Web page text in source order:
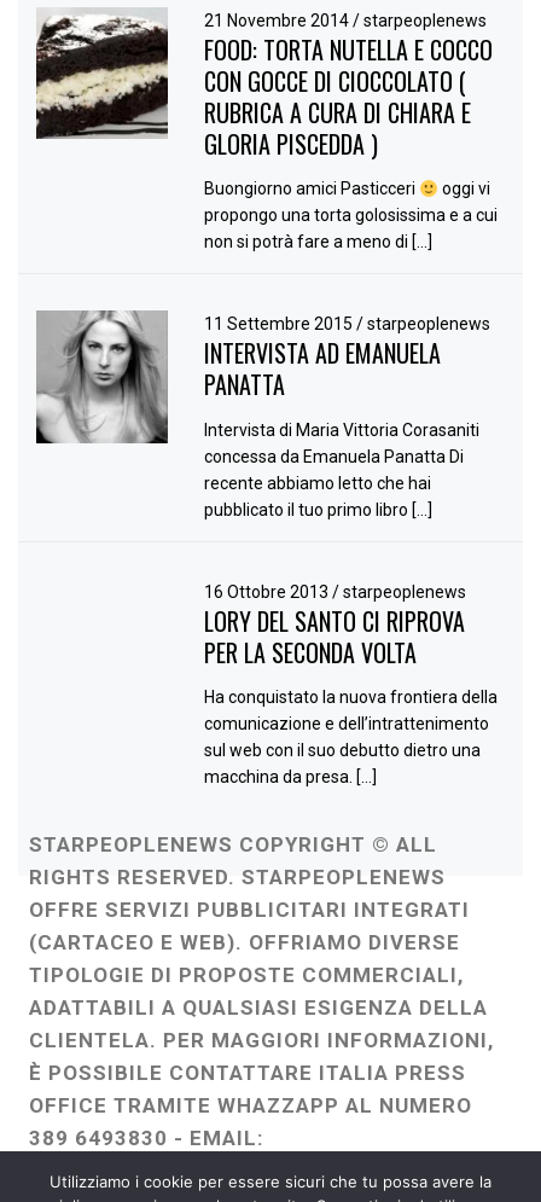
21 Novembre 2014/ starpeoplenews
FOOD: TORTA NUTELLA E COCCO
CON GOCCE DI CIOCCOLATO (
RUBRICA A CURA DI CHIARA E
GLORIA PISCEDDA )
Buongiorno amici Pasticceri
oggi vi
propongo una torta golosissima e a cui
non si potrà fare a meno di […]
11 Settembre 2015/ starpeoplenews
INTERVISTA AD EMANUELA
PANATTA
Intervista di Maria Vittoria Corasaniti
concessa da Emanuela Panatta Di
recente abbiamo letto che hai
pubblicato il tuo primo libro […]
16 Ottobre 2013/ starpeoplenews
LORY DEL SANTO CI RIPROVA
PER LA SECONDA VOLTA
Ha conquistato la nuova frontiera della
comunicazione e dell’intrattenimento
sul web con il suo debutto dietro una
macchina da presa. […]
STARPEOPLENEWS COPYRIGHT © ALL
RIGHTS RESERVED. STARPEOPLENEWS
OFFRE SERVIZI PUBBLICITARI INTEGRATI
(CARTACEO E WEB). OFFRIAMO DIVERSE
TIPOLOGIE DI PROPOSTE COMMERCIALI,
ADATTABILI A QUALSIASI ESIGENZA DELLA
CLIENTELA. PER MAGGIORI INFORMAZIONI,
È POSSIBILE CONTATTARE ITALIA PRESS
OFFICE TRAMITE WHAZZAPP AL NUMERO
389 6493830 - EMAIL:
ITALIAPRESSOFFICE@GMAIL.COM
Utilizziamo i cookie per essere sicuri che tu possa avere la